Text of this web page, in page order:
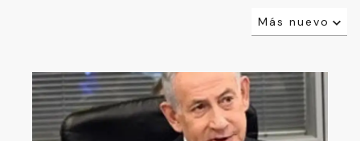
Más nuevo